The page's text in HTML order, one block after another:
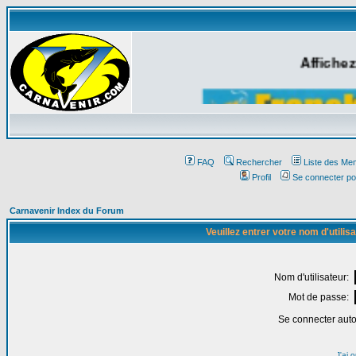
FAQ Rechercher
Liste des
Profil
Se connecter
Carnavenir Index du Forum
Veuillez entrer votre nom
Nom d'utilisateur:
Mot de passe:
Se connecter